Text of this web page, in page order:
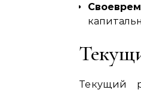
Текущий